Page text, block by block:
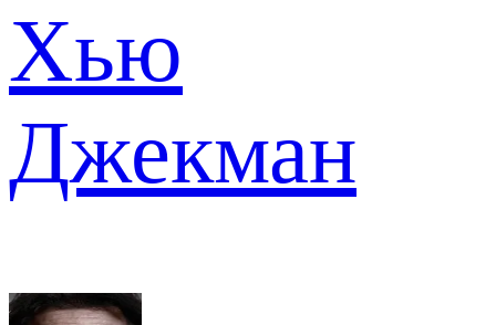
Хью
Джекман